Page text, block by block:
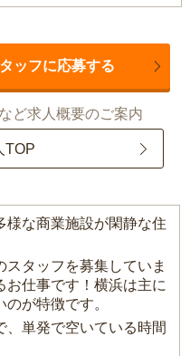
ッフに応募する
ど求人概要のご案内
TOP
様な商業施設が閑静な住
タッフを募集していま
お仕事です！横浜は主に
が特徴です。
、単発で空いている時間